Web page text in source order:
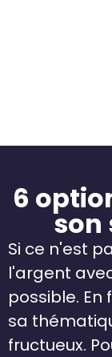
Si ce n'est
l'argent
possible.
sa
fructueux.
6
son